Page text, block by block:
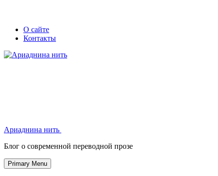
Skip
Secondary
left
navigation
Secondary
right
navigation
О сайте
Контакты
Ариаднина нить
Блог о современной переводной прозе
Primary Menu